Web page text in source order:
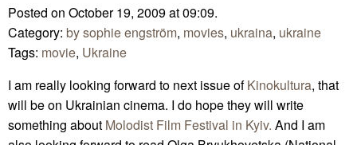
Posted on October 19, 2009 at 09:09.
Category: by sophie engström, movies, ukraina, ukraine
Tags: movie, Ukraine
I am really looking forward to next issue ofKinokultura, that
will be on Ukrainian cinema. I do hope they will write
something about Molodist Film Festival in Kyiv. And I am